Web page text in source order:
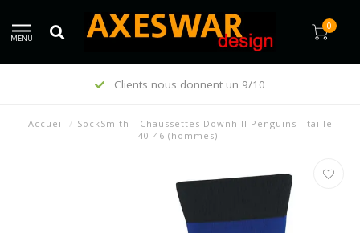
MENU
0
Clients nous donnent un 9/10
Accueil / SockSmith - Chaussettes Downhill Penguins - taille
40-46 (hommes)